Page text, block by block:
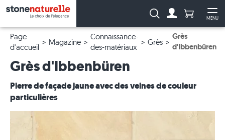
MENU
Recherche :Anzahl
Page
d'accueil
Magazine
Connaissance-
des-matériaux
Grès
Grès
d'Ibbenbüren
Grès d'Ibbenbüren
Pierre de façade jaune avec des veines de couleur
particulières